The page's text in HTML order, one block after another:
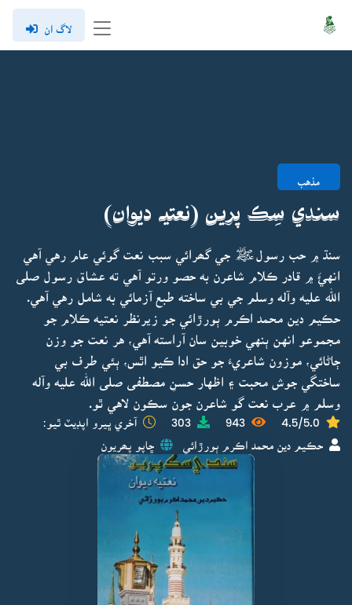
لاگ ان
مذهب
سندي سِڪ پرين (نعتيہ ديوان)
سنڌ ۾ حب رسولﷺ جي گھرائي سبب نعت گوئي عام رهي آهي
انهئَ ۾ قادر ڪلام شاعرن به حصو ورتو آهي ته عشاق رسول صلى
الله عليه وآله وسلم جي بي ساخته طبع آزمائي به شامل رهي آهي.
حڪيم دين محمد اڪرم ٻورڙائي جو زيرنظر نعتيه ڪلام جو
مجموعو انهن ٻنهي خوبين سان آراسته آهي، هر نعت جو وزن
ڄاڻائي، موزون شاعريءَ جو حق ادا ڪيو اٿس، ٻئي طرف بي
ساختگي جوش محبت ۽ اظهار حسنِ مصطفى صلى الله عليه وآله
وسلم ۾ عرب نعت گو شاعرن جون سڪون لاهي ٿو.
4.5/5.0
943
303 آخري ڀيرو اپڊيٽ ٿيو:
حڪيم دين محمد اڪرم ٻورڙائي ڇاپو پھريون